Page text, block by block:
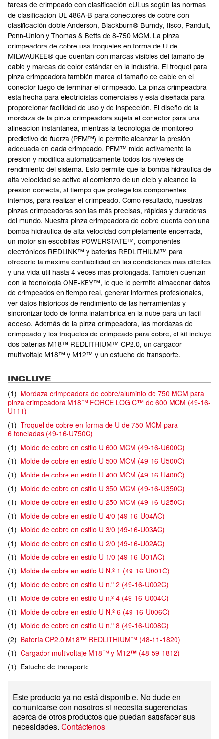
tareas de crimpeado con clasificación cULus según las normas
de clasificación UL 486A-B para conectores de cobre con
clasificación doble Anderson, Blackburn® Burndy, Ilsco, Panduit,
Penn-Union y Thomas & Betts de 8-750 MCM. La pinza
crimpeadora de cobre usa troqueles en forma de U de
MILWAUKEE® que cuentan con marcas visibles del tamaño de
cable y marcas de color estándar en la industria. El troquel para
pinza crimpeadora también marca el tamaño de cable en el
conector luego de terminar el crimpeado. La pinza crimpeadora
está hecha para electricistas comerciales y está diseñada para
proporcionar facilidad de uso y de inspección. El diseño de la
mordaza de la pinza crimpeadora sujeta el conector para una
alineación instantánea, mientras la tecnología de monitoreo
predictivo de fuerza (PFM™) le permite alcanzar la presión
adecuada en cada crimpeado. PFM™ mide activamente la
presión y modifica automáticamente todos los niveles de
rendimiento del sistema. Esto permite que la bomba hidráulica de
alta velocidad se active al comienzo de un ciclo y alcance la
presión correcta, al tiempo que protege los componentes
internos, para realizar el crimpeado. Como resultado, nuestras
pinzas crimpeadoras son las más precisas, rápidas y duraderas
del mundo. Nuestra pinza crimpeadora de cobre cuenta con una
bomba hidráulica de alta velocidad completamente encerrada,
un motor sin escobillas POWERSTATE™, componentes
electrónicos REDLINK™ y baterías REDLITHIUM™ para
ofrecerle la máxima confiabilidad en las condiciones más difíciles
y una vida útil hasta 4 veces más prolongada. También cuentan
con la tecnología ONE-KEY™, lo que le permite almacenar datos
de crimpeados en tiempo real, generar informes profesionales,
ver datos históricos de rendimiento de las herramientas y
sincronizar todo de forma inalámbrica en la nube para un fácil
acceso. Además de la pinza crimpeadora, las mordazas de
crimpeado y los troqueles de crimpeado para cobre, el kit incluye
dos baterías M18™ REDLITHIUM™ CP2.0, un cargador
multivoltaje M18™ y M12™ y un estuche de transporte.
INCLUYE
(1) Mordaza crimpeadora de cobre/aluminio de 750 MCM para
pinza crimpeadora M18™ FORCE LOGIC™ de 600 MCM (49-16-
U111)
(1) Troquel de cobre en forma de U de 750 MCM para
6 toneladas (49-16-U750C)
(1) Molde de cobre en estilo U 600 MCM (49-16-U600C)
(1) Molde de cobre en estilo U 500 MCM (49-16-U500C)
(1) Molde de cobre en estilo U 400 MCM (49-16-U400C)
(1) Molde de cobre en estilo U 350 MCM (49-16-U350C)
(1) Molde de cobre en estilo U 250 MCM (49-16-U250C)
(1) Molde de cobre en estilo U 4/0 (49-16-U04AC)
(1) Molde de cobre en estilo U 3/0 (49-16-U03AC)
(1) Molde de cobre en estilo U 2/0 (49-16-U02AC)
(1) Molde de cobre en estilo U 1/0 (49-16-U01AC)
(1) Molde de cobre en estilo U N.º 1 (49-16-U001C)
(1) Molde de cobre en estilo U n.º 2 (49-16-U002C)
(1) Molde de cobre en estilo U n.º 4 (49-16-U004C)
(1) Molde de cobre en estilo U N.º 6 (49-16-U006C)
(1) Molde de cobre en estilo U n.º 8 (49-16-U008C)
(2) Batería CP2.0 M18™ REDLITHIUM™ (48-11-1820)
(1) Cargador multivoltaje M18™ y M12™ (48-59-1812)
(1) Estuche de transporte
Este producto ya no está disponible. No dude en
comunicarse con nosotros si necesita sugerencias
acerca de otros productos que puedan satisfacer sus
necesidades. Contáctenos